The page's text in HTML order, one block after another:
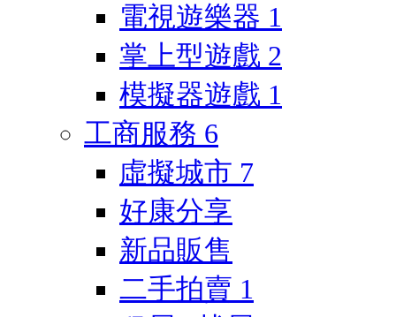
電視遊樂器 1
掌上型遊戲 2
模擬器遊戲 1
工商服務 6
虛擬城市 7
好康分享
新品販售
二手拍賣 1